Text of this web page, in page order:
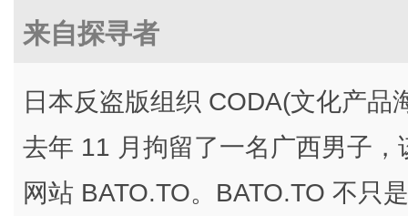
来自探寻者
日本反盗版组织 CODA(文化产
去年 11 月拘留了一名广西男子
网站 BATO.TO。BATO.TO 不只